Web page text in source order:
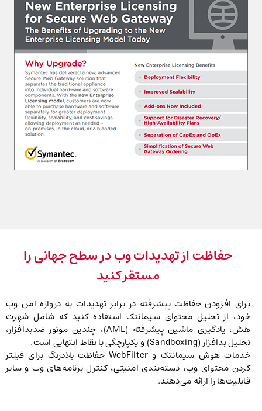
حفاظت از تهدیدات وب در سطح جهانی را
مستقر کنید
برای افزودن حفاظت پیشرفته در برابر تهدیدات به دروازه امن وب
خود، از تحلیل محتوای سیمانتک استفاده کنید که شامل شهرت
هش، یادگیری ماشین پیشرفته (AML)، چندین موتور ضدبدافزار،
تحلیل بدافزار (Sandboxing) و یکپارچگی با نقاط انتهایی است.
خدمات هوش سیمانتک و WebFilter حفاظت بلادرنگ برای فیلتر
کردن محتوای وب، دسته‌بندی امنیتی، کنترل برنامه‌های وب و سایر
قابلیت‌ها را ارائه می‌دهند.